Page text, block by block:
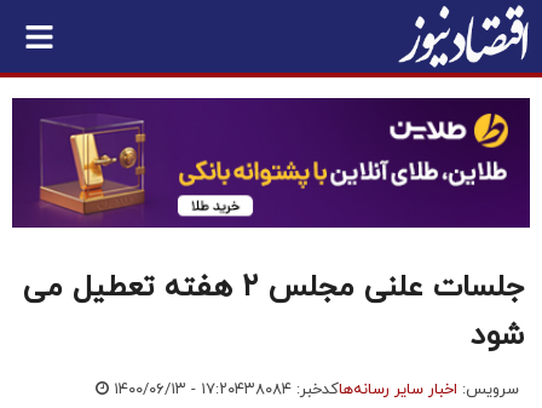
جلسات علنی مجلس ۲ هفته تعطیل می‌
شود
سرویس: اخبار سایر رسانه‌هاکدخبر: ۴۳۸۰۸۴ ۱۴۰۰/۰۶/۱۳ - ۱۷:۲۰